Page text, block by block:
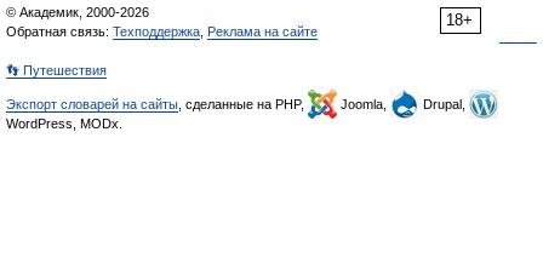
18+
© Академик, 2000-2026
Обратная связь: Техподдержка Реклама на сайте
👣 Путешествия
Экспорт словарей на сайты , сделанные на PHP, Joomla,
Drupal,
WordPress, MODx.